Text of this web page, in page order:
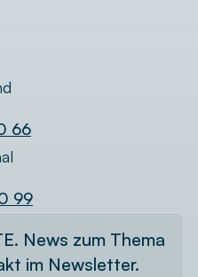
66
99
News zum Thema
im Newsletter.